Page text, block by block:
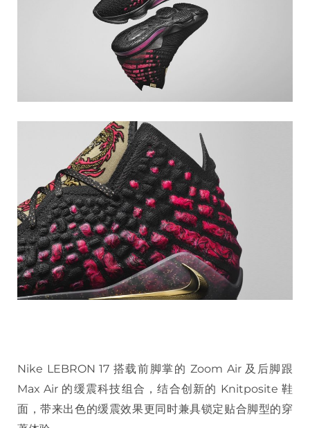
Nike LEBRON 17 搭载前脚掌的 Zoom Air 及后脚跟
Max Air 的缓震科技组合，结合创新的 Knitposite 鞋
面，带来出色的缓震效果更同时兼具锁定贴合脚型的穿